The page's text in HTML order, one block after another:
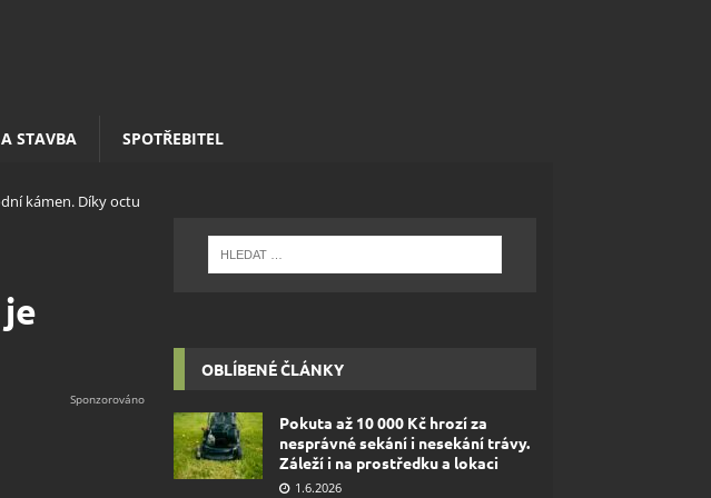
STAVBA SPOTŘEBITEL
kámen. Díky octu
OBLÍBENÉ ČLÁNKY
Pokuta až 10 000 Kč hrozí za
nesprávné sekání i nesekání trávy.
Záleží i na prostředku a lokaci
1.6.2026